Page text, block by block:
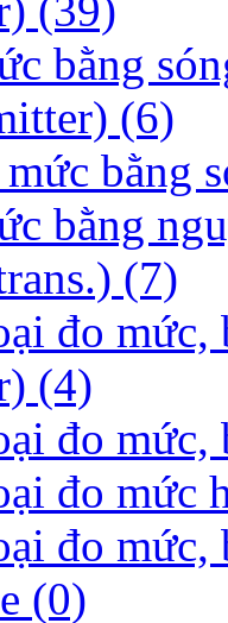
(39)
bằng
(6)
bằng
bằng
(7)
đo mức,
(4)
đo
đo mức
đo mức,
(0)